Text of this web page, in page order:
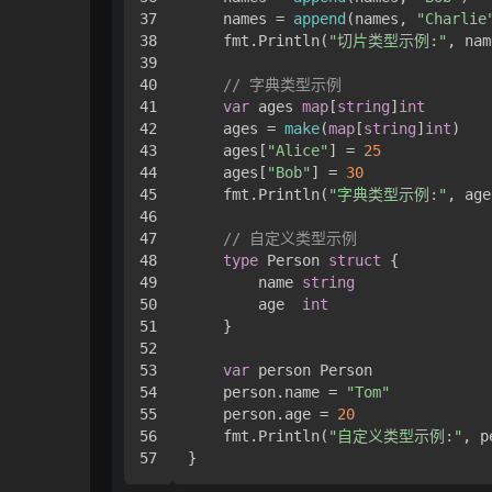
37
38
39
40
41
42
43
44
45
46
47
48
49
50
51
52
53
54
55
56
    names =
append (names, "Charlie"
    fmt.Println(
"切片类型示例:" ,
// 字典类型示例
var ages map [string] int
    ages =
make(map [string] int)
    ages[
"Alice" ] = 25
    ages[
"Bob" ] = 30
    fmt.Println(
"字典类型示例:" ,
// 自定义类型示例
type Person struct {
        name
string
        age
int
    }
var person Person
    person.name =
"Tom"
    person.age =
20
    fmt.Println(
"自定义类型示例:" ,